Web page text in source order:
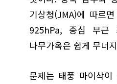
기상청(JMA)에 따르
925hPa, 중심 부근
나무가옥은 쉽게 무너
문제는 태풍 마이삭